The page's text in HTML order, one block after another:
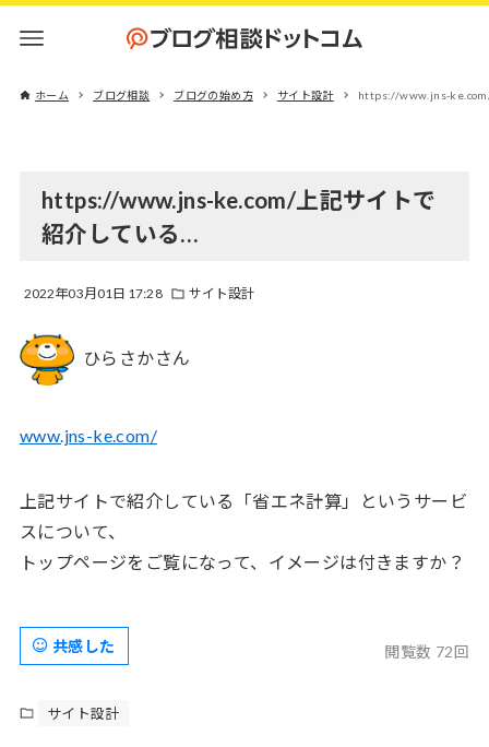
ホーム ブログ相談 ブログの始め方 サイト設計 https://www.jns-
https://www.jns-ke.com/上記サイトで
紹介している…
2022年03月01日 17:28 サイト設計
ひらさかさん
www.jns-ke.com/
上記サイトで紹介している「省エネ計算」というサービ
スについて、
トップページをご覧になって、イメージは付きますか？
閲覧数 72回
共感した
サイト設計